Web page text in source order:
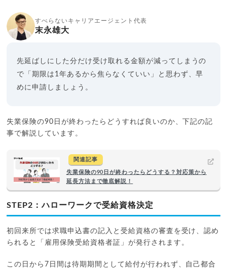
すべらないキャリアエージェント代表
末永雄大
先延ばしにした分だけ受け取れる金額が減ってしまうの
で「期限は1年あるから焦らなくていい」と思わず、早
めに申請しましょう。
失業保険の90日が終わったらどうすれば良いのか、下記の記
事で解説しています。
関連記事
失業保険の90日が終わったらどうする？対応策から
延長方法まで徹底解説！
STEP2：ハローワークで受給資格決定
初回来所では求職申込書の記入と受給資格の審査を受け、認め
られると「雇用保険受給資格者証」が発行されます。
この日から7日間は待期期間として給付が行われず、自己都合